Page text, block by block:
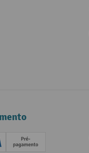
(Visa)
Pré-pagamento